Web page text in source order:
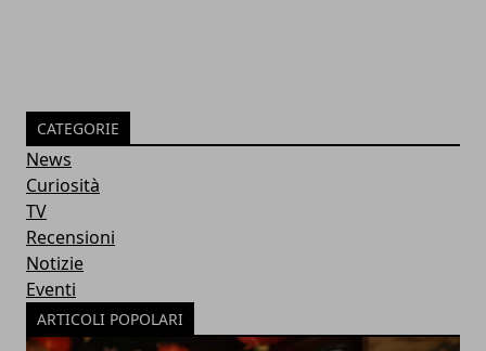
CATEGORIE
News
Curiosità
TV
Recensioni
Notizie
Eventi
ARTICOLI POPOLARI